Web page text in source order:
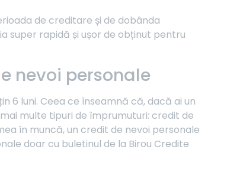
de creditare și de dobânda
super rapidă și ușor de obținut pentru
nevoi personale
6 luni. Ceea ce înseamnă că, dacă ai un
multe tipuri de împrumuturi: credit de
în muncă, un credit de nevoi personale
doar cu buletinul de la Birou Credite